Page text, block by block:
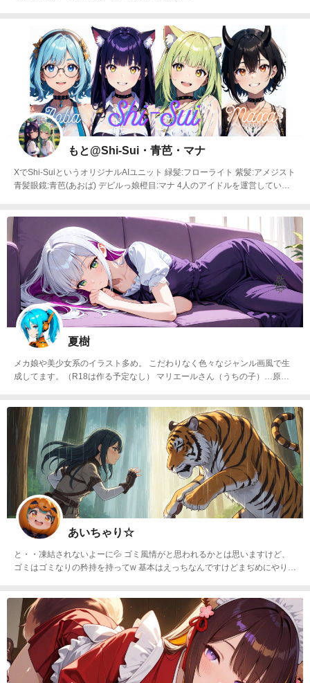
もと@Shi-Sui・青芭・マナ
XでShi-SuiというオリジナルAIユニット 緑髪:フローライト 紫髪:アメジスト
青髪眼鏡:青芭(あおば) デビルっ娘橙目:マナ 4人のアイドルを運営してい
他力本願で協力してくれる人いたらお願いします！
夏樹
メカ娘や美少女系のイラスト多め。 こだわりなく色々なジャンル画風で生
成してます。（R18は作る予定なし） マリエールさん（うちの子）…原則
あいちゃり☆
と・・凍結されないよーに💦 ゴミ風情がと思われるかとは思いますけど、
ゴミはゴミなりの矜持を持ってw 基本はえっちなんですけどまぢめにやりま